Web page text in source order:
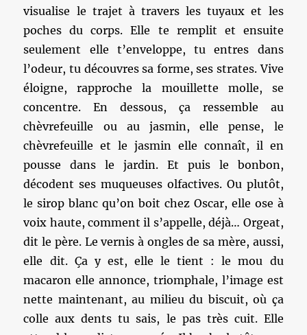
visualise le trajet à travers les tuyaux et les
poches du corps. Elle te remplit et ensuite
seulement elle t’enveloppe, tu entres dans
l’odeur, tu découvres sa forme, ses strates. Vive
éloigne, rapproche la mouillette molle, se
concentre. En dessous, ça ressemble au
chèvrefeuille ou au jasmin, elle pense, le
chèvrefeuille et le jasmin elle connaît, il en
pousse dans le jardin. Et puis le bonbon,
décodent ses muqueuses olfactives. Ou plutôt,
le sirop blanc qu’on boit chez Oscar, elle ose à
voix haute, comment il s’appelle, déjà… Orgeat,
dit le père. Le vernis à ongles de sa mère, aussi,
elle dit. Ça y est, elle le tient : le mou du
macaron elle annonce, triomphale, l’image est
nette maintenant, au milieu du biscuit, où ça
colle aux dents tu sais, le pas très cuit. Elle